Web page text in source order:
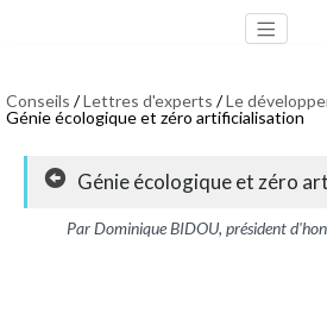
Conseils /Lettres d'experts /Le
Génie écologique et zéro artificialisation
Génie écologique et zéro
Par Dominique BIDOU, président